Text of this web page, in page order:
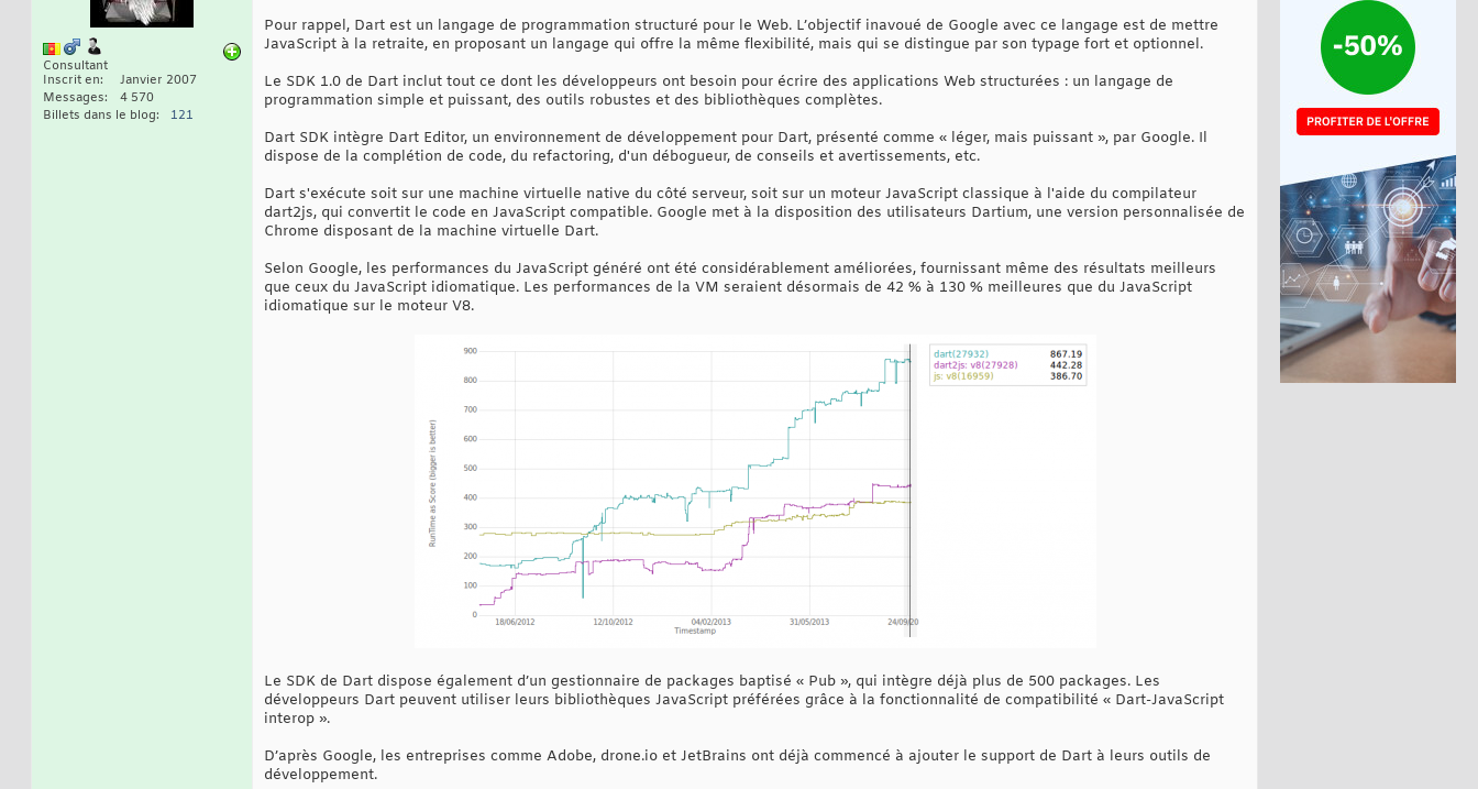
Consultant
Inscrit en
Janvier 2007
Messages
4 570
Billets dans le blog
121
Pour rappel, Dart est un langage de programmation structuré pour le Web. L’objectif inavoué de Google avec ce langage est de mettre
JavaScript à la retraite, en proposant un langage qui offre la même flexibilité, mais qui se distingue par son typage fort et optionnel.
Le SDK 1.0 de Dart inclut tout ce dont les développeurs ont besoin pour écrire des applications Web structurées : un langage de
programmation simple et puissant, des outils robustes et des bibliothèques complètes.
Dart SDK intègre Dart Editor, un environnement de développement pour Dart, présenté comme « léger, mais puissant », par Google. Il
dispose de la complétion de code, du refactoring, d'un débogueur, de conseils et avertissements, etc.
Dart s'exécute soit sur une machine virtuelle native du côté serveur, soit sur un moteur JavaScript classique à l'aide du compilateur
dart2js, qui convertit le code en JavaScript compatible. Google met à la disposition des utilisateurs Dartium, une version personnalisée de
Chrome disposant de la machine virtuelle Dart.
Selon Google, les performances du JavaScript généré ont été considérablement améliorées, fournissant même des résultats meilleurs
que ceux du JavaScript idiomatique. Les performances de la VM seraient désormais de 42 % à 130 % meilleures que du JavaScript
idiomatique sur le moteur V8.
Le SDK de Dart dispose également d’un gestionnaire de packages baptisé « Pub », qui intègre déjà plus de 500 packages. Les
développeurs Dart peuvent utiliser leurs bibliothèques JavaScript préférées grâce à la fonctionnalité de compatibilité « Dart-JavaScript
interop ».
D’après Google, les entreprises comme Adobe, drone.io et JetBrains ont déjà commencé à ajouter le support de Dart à leurs outils de
développement.